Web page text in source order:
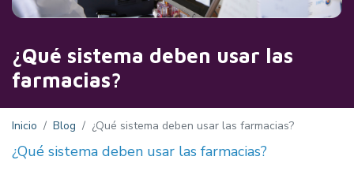
¿Qué sistema deben usar las
farmacias?
Inicio Blog ¿Qué sistema deben usar las farmacias?
¿Qué sistema deben usar las farmacias?